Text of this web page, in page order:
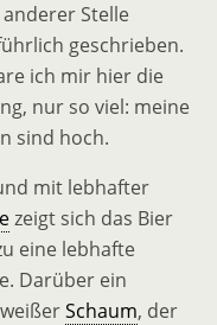
Stelle
geschrieben.
ich mir hier die
nur so viel: meine
sind hoch.
mit lebhafter
zeigt sich das Bier
eine lebhafte
Darüber ein
Schaum, der